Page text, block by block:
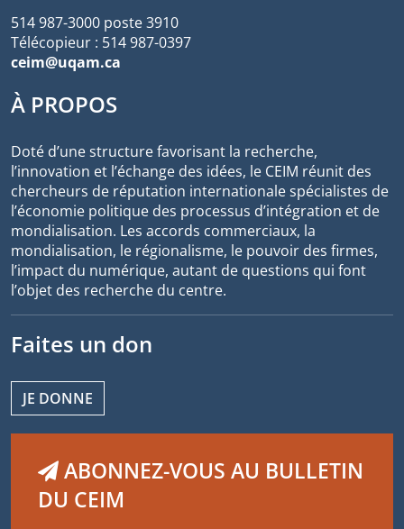
514 987-3000 poste 3910
Télécopieur : 514 987-0397
ceim@uqam.ca
À PROPOS
Doté d’une structure favorisant la recherche,
l’innovation et l’échange des idées, le CEIM réunit des
chercheurs de réputation internationale spécialistes de
l’économie politique des processus d’intégration et de
mondialisation. Les accords commerciaux, la
mondialisation, le régionalisme, le pouvoir des firmes,
l’impact du numérique, autant de questions qui font
l’objet des recherche du centre.
Faites un don
JE DONNE
ABONNEZ-VOUS AU BULLETIN
DU CEIM